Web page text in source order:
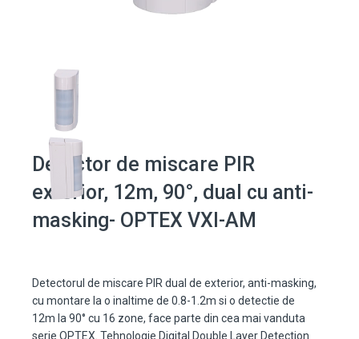
Detector de miscare PIR
exterior, 12m, 90°, dual cu anti-
masking- OPTEX VXI-AM
Detectorul de miscare PIR dual de exterior, anti-masking,
cu montare la o inaltime de 0.8-1.2m si o detectie de
12m la 90° cu 16 zone, face parte din cea mai vanduta
serie OPTEX. Tehnologie Digital Double Layer Detection